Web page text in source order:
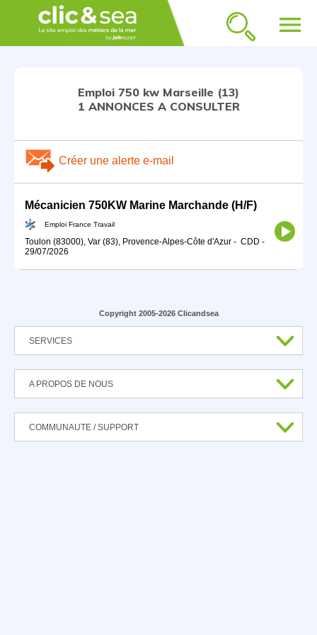
menu
Emploi 750 kw Marseille (13)
1 ANNONCES A CONSULTER
Créer une alerte e-mail
Mécanicien 750KW Marine Marchande (H/F)
Emploi France Travail
Toulon (83000), Var (83), Provence-Alpes-Côte d'Azur - CDD -
29/07/2026
Copyright 2005-2026 Clicandsea
SERVICES
A PROPOS DE NOUS
COMMUNAUTE / SUPPORT